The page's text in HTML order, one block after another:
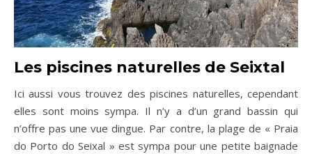
Les piscines naturelles de Seixtal
Ici aussi vous trouvez des piscines naturelles, cependant
elles sont moins sympa. Il n’y a d’un grand bassin qui
n’offre pas une vue dingue. Par contre, la plage de « Praia
do Porto do Seixal » est sympa pour une petite baignade